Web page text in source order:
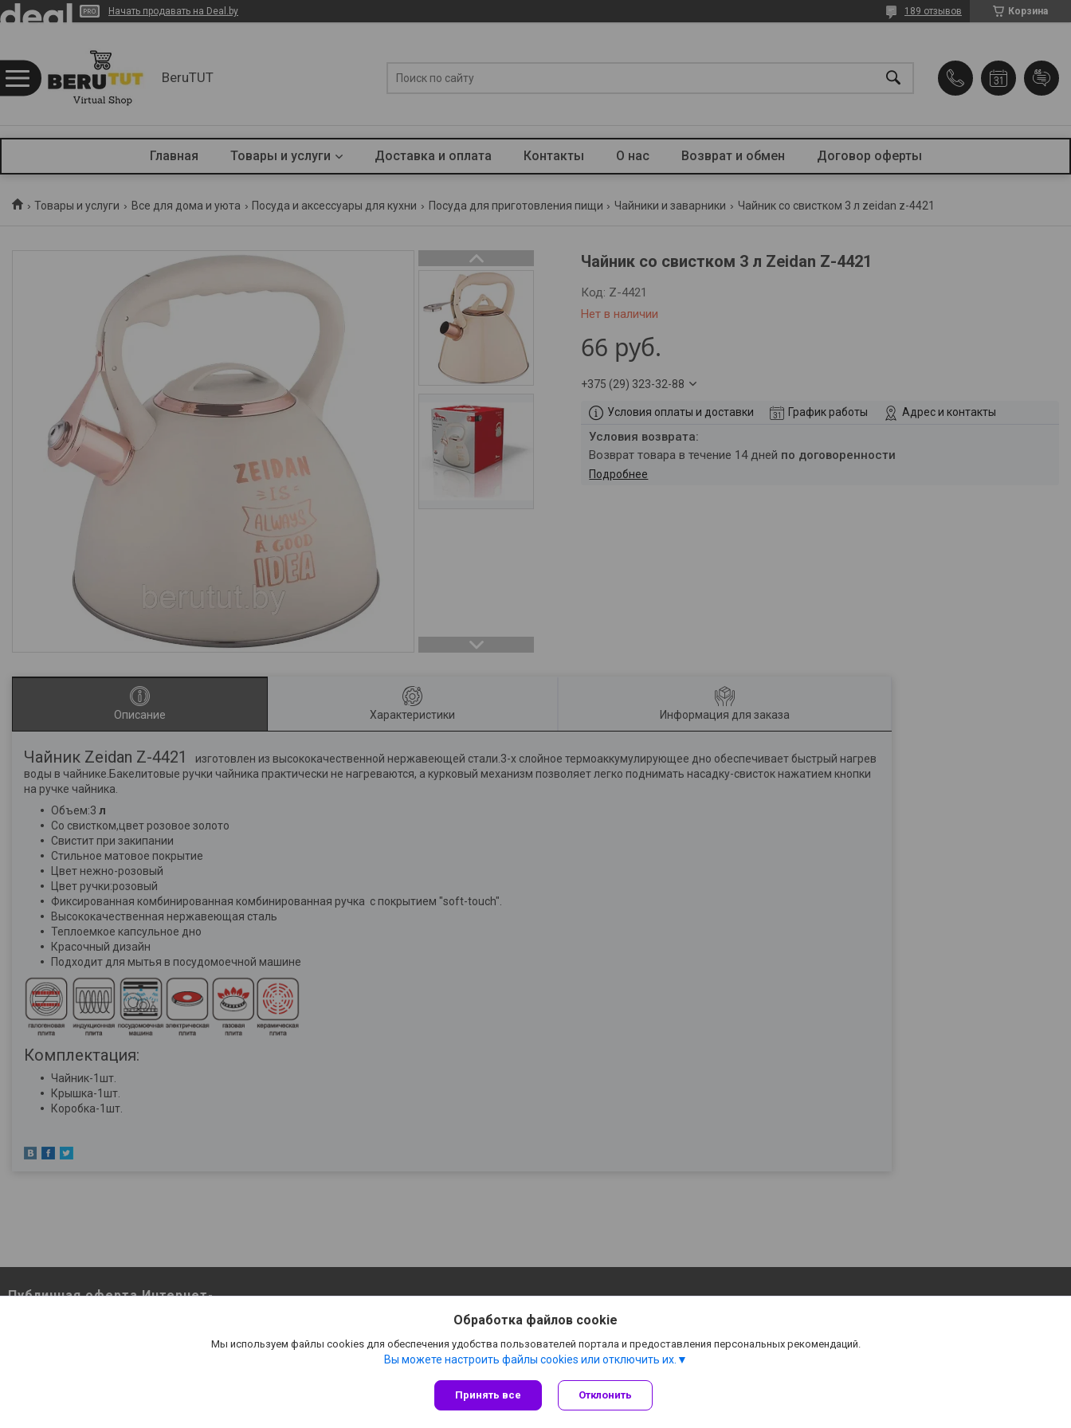
Начать продавать на Deal.by Корзина
189 отзывов
BeruTUT
Главная Товары и услуги Доставка и оплата Контакты О нас Возврат и обмен Договор оферты
Товары и услуги Все для дома и уюта Посуда и аксессуары для кухни Посуда для приготовления пищи Чайники и заварники Чайник со свистком 3 л zeidan z-4421
Чайник со свистком 3 л Zeidan Z-4421
Нет в наличии
Код: Z-4421
66 руб.
+375 (29) 323-32-88
Условия оплаты и доставки График работы Адрес и контакты
возврат товара в течение 14 дней по договоренности
Подробнее
Описание Характеристики Информация для заказа
Чайник Zeidan Z-4421
изготовлен из высококачественной нержавеющей стали.3-х слойное термоаккумулирующее дно обеспечивает быстрый нагрев
воды в чайнике.Бакелитовые ручки чайника практически не нагреваются, а курковый механизм позволяет легко поднимать насадку-свисток нажатием кнопки
на ручке чайника.
Объем:3 л
Со свистком,цвет розовое золото
Свистит при закипании
Стильное матовое покрытие
Цвет нежно-розовый
Цвет ручки:розовый
Фиксированная комбинированная комбинированная ручка с покрытием "soft-touch".
Высококачественная нержавеющая сталь
Теплоемкое капсульное дно
Красочный дизайн
Подходит для мытья в посудомоечной машине
Комплектация:
Чайник-1шт.
Крышка-1шт.
Коробка-1шт.
Публичная оферта Интернет-
Публичная оферта Интернет-магазина
Сайт создан на платформе Deal.by
Политика обработки файлов cookies
Обработка файлов cookie
Мы используем файлы cookies для обеспечения удобства пользователей портала и предоставления персональных рекомендаций.
Вы можете настроить файлы cookies или отключить их.
Принять все Отклонить